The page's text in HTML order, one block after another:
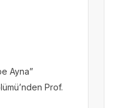
Ayna”
Prof.